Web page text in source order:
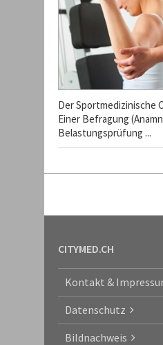
Der Sportmedizinische
Einer Befragung
Belastungsprüfung ...
CITYMED.CH
Kontakt &
Datenschutz
Bildnachweis